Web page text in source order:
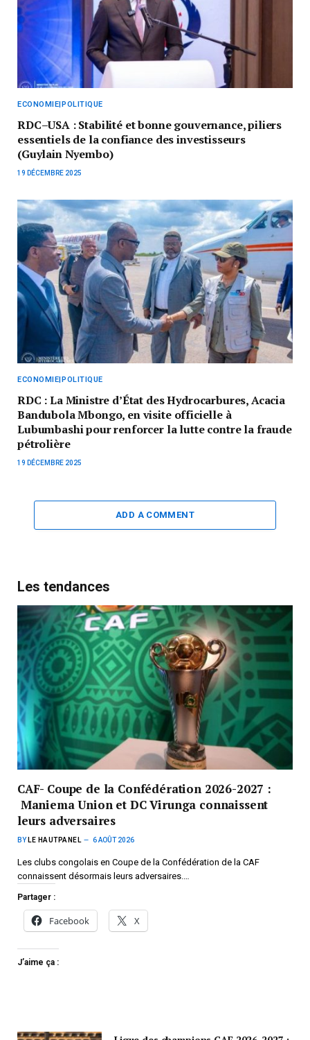
ECONOMIE|POLITIQUE
RDC–USA : Stabilité et bonne gouvernance, piliers
essentiels de la confiance des investisseurs
(Guylain Nyembo)
19 DÉCEMBRE 2025
ECONOMIE|POLITIQUE
RDC : La Ministre d’État des Hydrocarbures, Acacia
Bandubola Mbongo, en visite officielle à
Lubumbashi pour renforcer la lutte contre la fraude
pétrolière
19 DÉCEMBRE 2025
ADD A COMMENT
Les tendances
CAF- Coupe de la Confédération 2026-2027 :
Maniema Union et DC Virunga connaissent
leurs adversaires
BY LE HAUTPANEL 6 AOÛT 2026
Les clubs congolais en Coupe de la Confédération de la CAF
connaissent désormais leurs adversaires.…
Partager :
Facebook X
J’aime ça :